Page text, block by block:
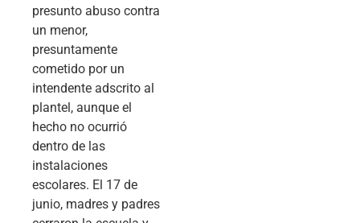
presunto abuso contra
un menor,
presuntamente
cometido por un
intendente adscrito al
plantel, aunque el
hecho no ocurrió
dentro de las
instalaciones
escolares. El 17 de
junio, madres y padres